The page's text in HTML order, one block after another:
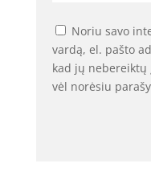
Noriu savo
vardą, el. pašto
kad jų nebereiktų
vėl norėsiu